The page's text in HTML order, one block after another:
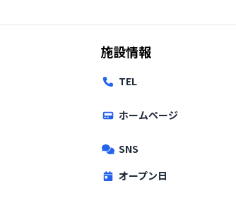
施設情報
TEL
ホームページ
SNS
オープン日